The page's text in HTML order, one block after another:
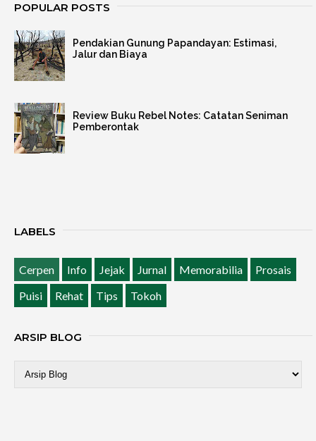
POPULAR POSTS
Pendakian Gunung Papandayan: Estimasi,
Jalur dan Biaya
Review Buku Rebel Notes: Catatan Seniman
Pemberontak
LABELS
Cerpen Info Jejak Jurnal Memorabilia
Prosais
Puisi
Rehat Tips Tokoh
ARSIP BLOG